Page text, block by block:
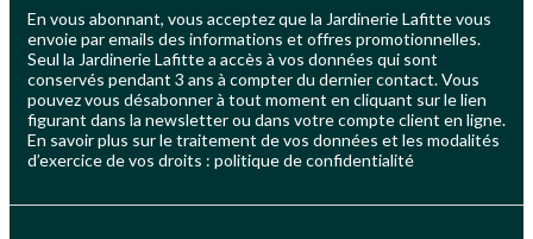
En vous abonnant, vous acceptez que la Jardinerie Lafitte vous
envoie par emails des informations et offres promotionnelles.
Seul la Jardinerie Lafitte a accès à vos données qui sont
conservés pendant 3 ans à compter du dernier contact. Vous
pouvez vous désabonner à tout moment en cliquant sur le lien
figurant dans la newsletter ou dans votre compte client en ligne.
En savoir plus sur le traitement de vos données et les modalités
d’exercice de vos droits : politique de confidentialité